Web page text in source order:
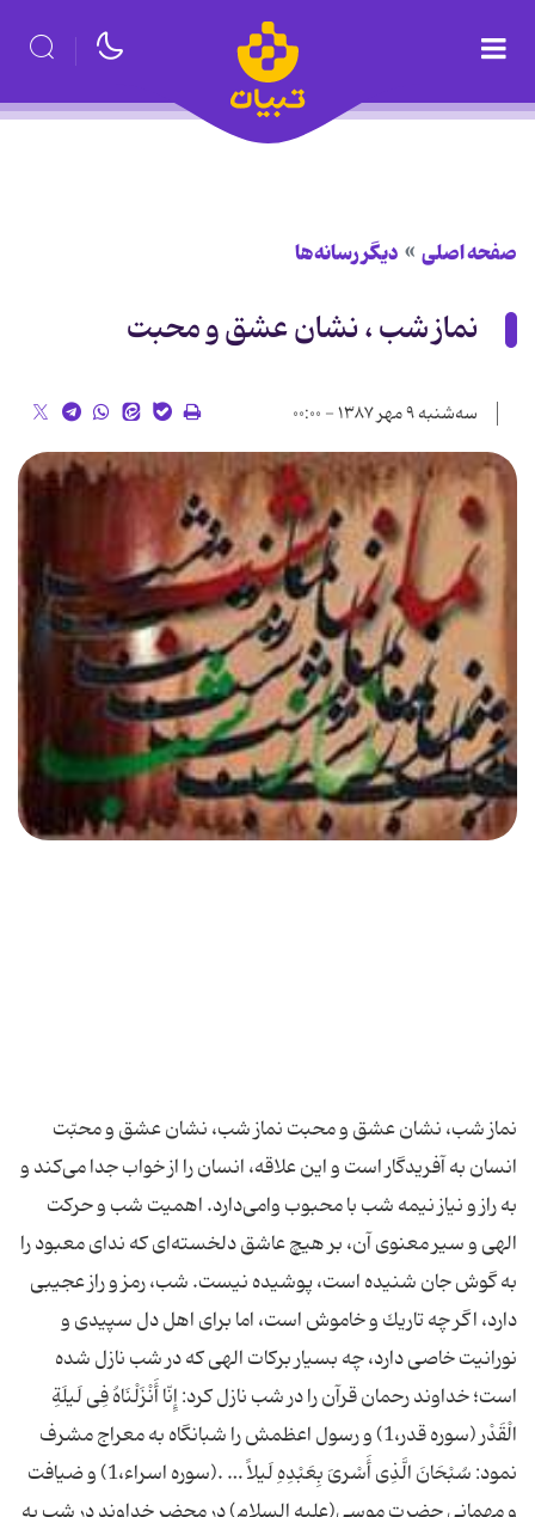
صفحه اصلی دیگر رسانه‌ها
نماز شب ، نشان عشق و محبت
سه‌شنبه ۹ مهر ۱۳۸۷ - ۰۰:۰۰
نماز شب، نشان عشق و محبت نماز شب، نشان عشق و محبّت
انسان به آفریدگار است و این علاقه، انسان را از خواب جدا می‌كند و
به راز و نیاز نیمه شب با محبوب وامی‌دارد. اهمیت شب و حركت
الهی و سیر معنوی آن، بر هیچ عاشق دلخسته‌ای كه ندای معبود را
به گوش جان شنیده است، پوشیده نیست. شب، رمز و راز عجیبی
دارد، اگر چه تاریك و خاموش است، اما برای اهل دل سپیدی و
نورانیت خاصی دارد، چه بسیار بركات الهی كه در شب نازل شده
است؛ خداوند رحمان قرآن را در شب نازل كرد: إِنّا أَنْزَلْنَاه‌ُ فِی لَیلَة‌ِ
الْقَدْر (سوره قدر،1) و رسول اعظمش را شبانگاه به معراج مشرف
نمود: سُبْحَان‌َ الَّذِی أَسْری‌َ بِعَبْدِه‌ِ لَیلاً … .(سوره اسراء،1) و ضیافت